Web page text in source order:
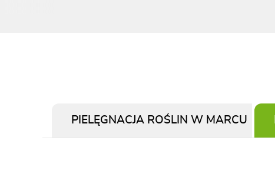
PIELĘGNACJA ROŚLIN W MARCU